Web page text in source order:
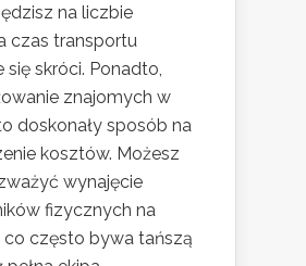
na liczbie
czas transportu
się skróci. Ponadto,
znajomych w
doskonały sposób na
kosztów. Możesz
wynajęcie
fizycznych na
co często bywa tańszą